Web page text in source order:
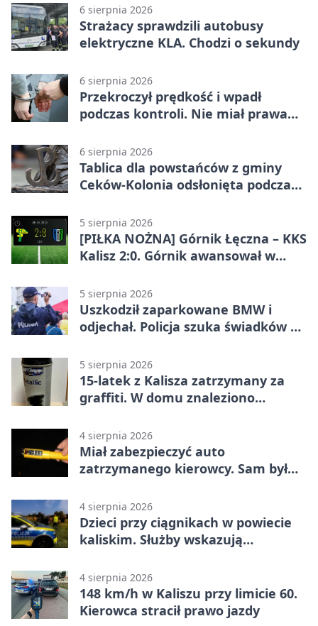
6 sierpnia 2026
Strażacy sprawdzili autobusy
elektryczne KLA. Chodzi o sekundy
6 sierpnia 2026
Przekroczył prędkość i wpadł
podczas kontroli. Nie miał prawa
6 sierpnia 2026
Tablica dla powstańców z gminy
Ceków-Kolonia odsłonięta podczas
5 sierpnia 2026
[PIŁKA NOŻNA] Górnik Łęczna – KKS
Kalisz 2:0. Górnik awansował w
5 sierpnia 2026
Uszkodził zaparkowane BMW i
odjechał. Policja szuka świadków w
5 sierpnia 2026
15-latek z Kalisza zatrzymany za
graffiti. W domu znaleziono
4 sierpnia 2026
Miał zabezpieczyć auto
zatrzymanego kierowcy. Sam był
4 sierpnia 2026
Dzieci przy ciągnikach w powiecie
kaliskim. Służby wskazują
4 sierpnia 2026
148 km/h w Kaliszu przy limicie 60.
Kierowca stracił prawo jazdy